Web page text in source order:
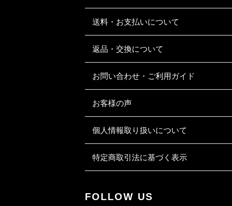
送料・お支払いについて
返品・交換について
お問い合わせ・ご利用ガイド
お客様の声
個人情報取り扱いについて
特定商取引法に基づく表示
FOLLOW US